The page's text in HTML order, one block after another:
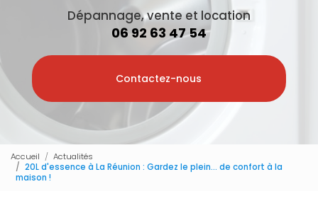
Dépannage, vente et location
06 92 63 47 54
Contactez-nous
Accueil
Actualités
20L d'essence à La Réunion : Gardez le plein... de confort à la
maison !